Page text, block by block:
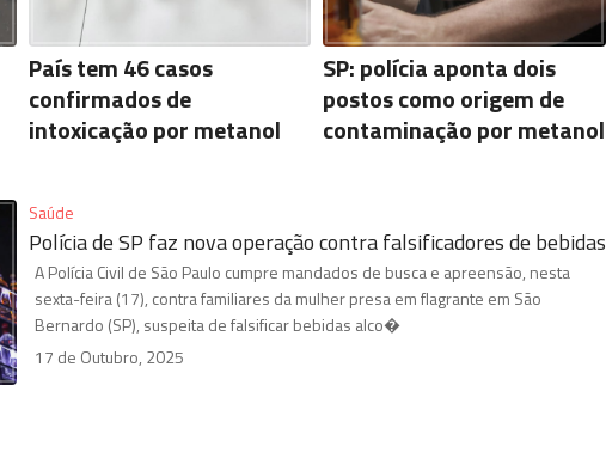
País tem 46 casos
confirmados de
intoxicação por metanol
SP: polícia aponta dois
postos como origem de
contaminação por metanol
Saúde
Polícia de SP faz nova operação contra falsificadores de bebidas
A Polícia Civil de São Paulo cumpre mandados de busca e apreensão, nesta
sexta-feira (17), contra familiares da mulher presa em flagrante em São
Bernardo (SP), suspeita de falsificar bebidas alco�
17 de Outubro, 2025